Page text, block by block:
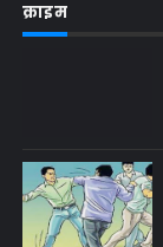
क्राइम